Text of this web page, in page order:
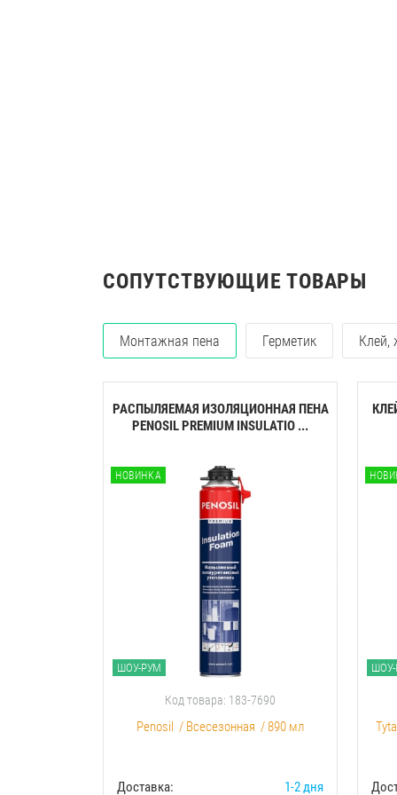
СОПУТСТВУЮЩИЕ ТОВАРЫ
Монтажная пена Герметик Клей,
РАСПЫЛЯЕМАЯ ИЗОЛЯЦИОННАЯ ПЕНА
PENOSIL PREMIUM INSULATIO ...
НОВИНКА
ШОУ-РУМ
Код товара: 183-7690
Penosil / Всесезонная /890 мл
Доставка: 1-2 дня